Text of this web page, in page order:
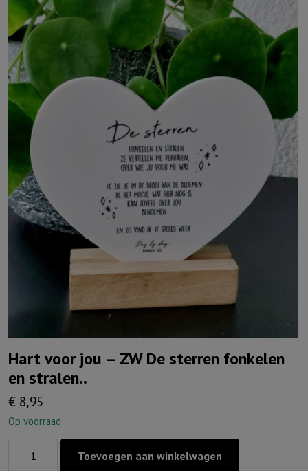
Hart voor jou – ZW De sterren fonkelen
en stralen..
€ 8,95
Op voorraad
Toevoegen aan winkelwagen